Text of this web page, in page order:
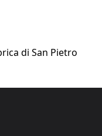
di San Pietro